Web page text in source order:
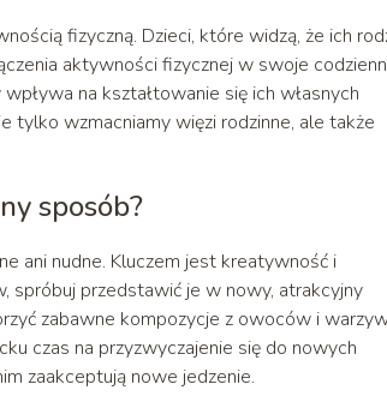
fizyczną. Dzieci, które widzą, że ich
aktywności fizycznej w swoje
na kształtowanie się ich własnych
tylko wzmacniamy więzi rodzinne, ale także
sposób?
ani nudne. Kluczem jest kreatywność i
spróbuj przedstawić je w nowy, atrakcyjny
zabawne kompozycje z owoców i
czas na przyzwyczajenie się do nowych
zaakceptują nowe jedzenie.